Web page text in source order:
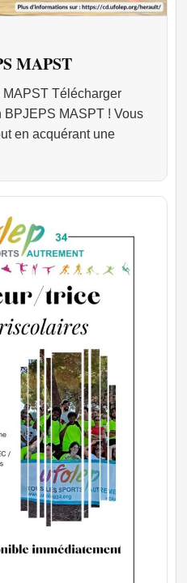
MAPST
Télécharger
BPJEPS MASPT ! Vous
en acquérant une